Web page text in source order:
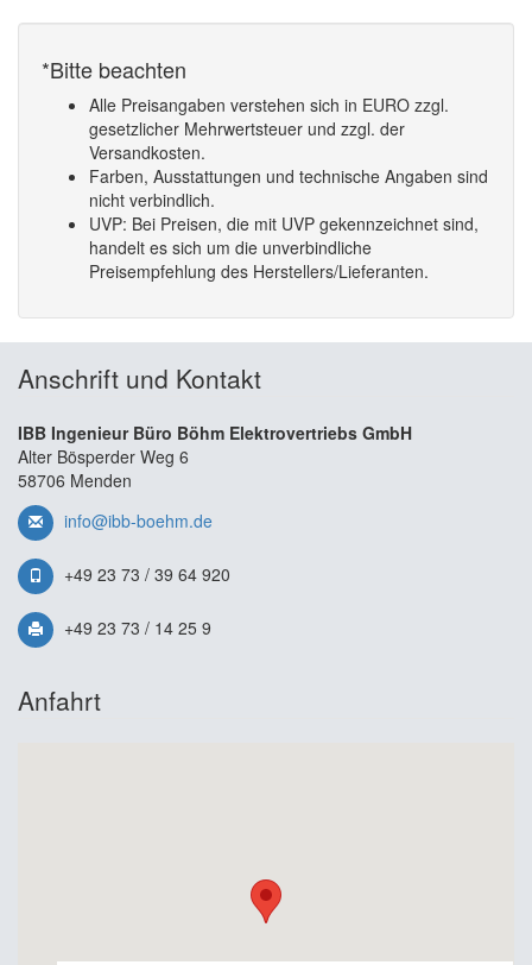
*Bitte beachten
Alle Preisangaben verstehen sich in EURO zzgl.
gesetzlicher Mehrwertsteuer und zzgl. der
Versandkosten.
Farben, Ausstattungen und technische Angaben sind
nicht verbindlich.
UVP: Bei Preisen, die mit UVP gekennzeichnet sind,
handelt es sich um die unverbindliche
Preisempfehlung des Herstellers/Lieferanten.
Anschrift und Kontakt
IBB Ingenieur Büro Böhm Elektrovertriebs GmbH
Alter Bösperder Weg 6
58706 Menden
info@ibb-boehm.de
+49 23 73 / 39 64 920
+49 23 73 / 14 25 9
Anfahrt